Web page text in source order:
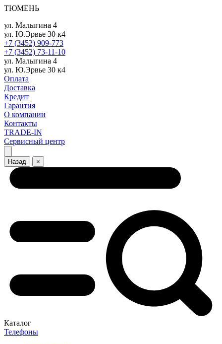
ТЮМЕНЬ
ул. Малыгина 4
ул. Ю.Эрвье 30 к4
+7 (3452) 909-773
+7 (3452) 73-11-10
ул. Малыгина 4
ул. Ю.Эрвье 30 к4
Оплата
Доставка
Кредит
Гарантия
О компании
Контакты
TRADE-IN
Сервисный центр
Назад ×
Каталог
Телефоны